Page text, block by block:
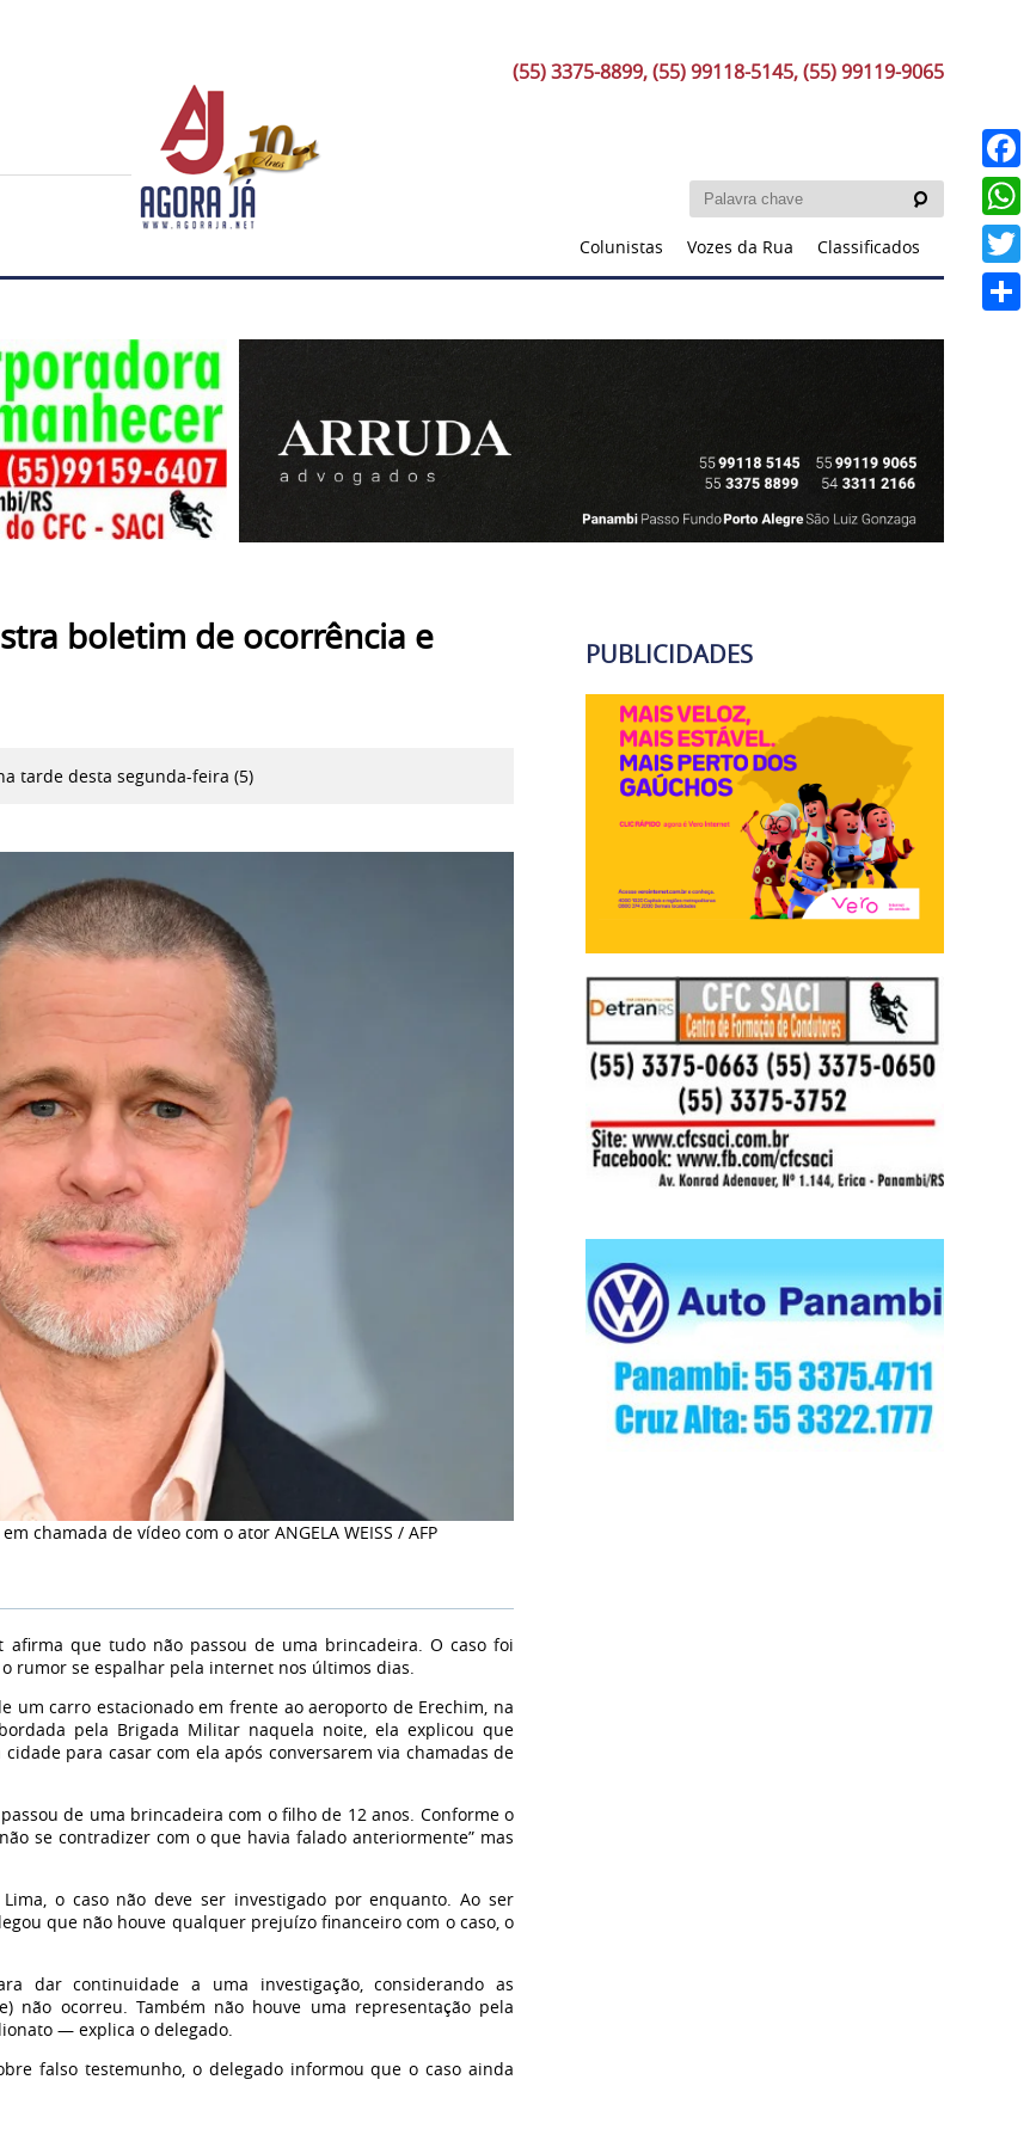
(55) 3375-8899, (55) 99118-5145, (55) 99119-9065
Colunistas
Vozes da Rua Classificados
boletim de ocorrência e
tarde desta segunda-feira (5)
chamada de vídeo com o ator ANGELA WEISS / AFP
que tudo não passou de uma brincadeira. O caso foi
rumor se espalhar pela internet nos últimos dias.
carro estacionado em frente ao aeroporto de Erechim, na
pela Brigada Militar naquela noite, ela explicou que
para casar com ela após conversarem via chamadas de
de uma brincadeira com o filho de 12 anos. Conforme o
se contradizer com o que havia falado anteriormente” mas
o caso não deve ser investigado por enquanto. Ao ser
que não houve qualquer prejuízo financeiro com o caso, o
dar continuidade a uma investigação, considerando as
não ocorreu. Também não houve uma representação pela
— explica o delegado.
falso testemunho, o delegado informou que o caso ainda
PUBLICIDADES